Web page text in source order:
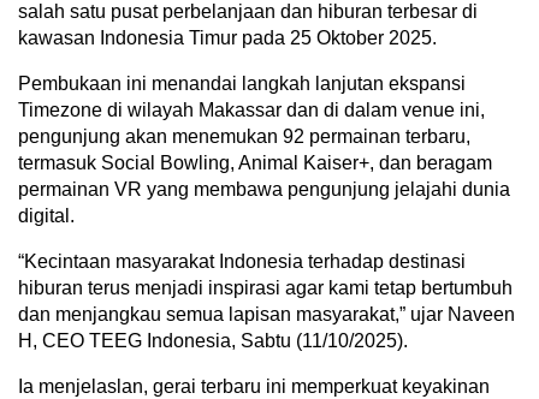
salah satu pusat perbelanjaan dan hiburan terbesar di
kawasan Indonesia Timur pada 25 Oktober 2025.
Pembukaan ini menandai langkah lanjutan ekspansi
Timezone di wilayah Makassar dan di dalam venue ini,
pengunjung akan menemukan 92 permainan terbaru,
termasuk Social Bowling, Animal Kaiser+, dan beragam
permainan VR yang membawa pengunjung jelajahi dunia
digital.
“Kecintaan masyarakat Indonesia terhadap destinasi
hiburan terus menjadi inspirasi agar kami tetap bertumbuh
dan menjangkau semua lapisan masyarakat,” ujar Naveen
H, CEO TEEG Indonesia, Sabtu (11/10/2025).
Ia menjelaslan, gerai terbaru ini memperkuat keyakinan